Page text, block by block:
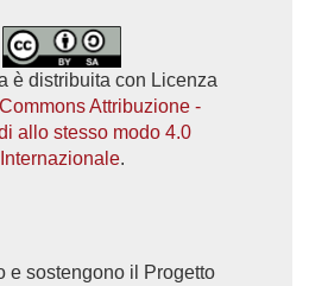
è distribuita con Licenza
Attribuzione -
allo stesso modo 4.0
Internazionale.
e sostengono il Progetto